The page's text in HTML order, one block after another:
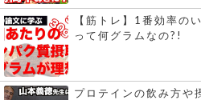
【筋トレ】1番効率の
って何グラムなの?!
プロテインの飲み方や